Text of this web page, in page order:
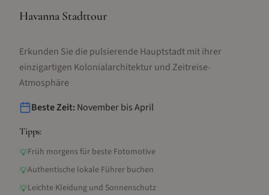
Havanna Stadttour
Erkunden Sie die pulsierende Hauptstadt mit ihrer
einzigartigen Kolonialarchitektur und Zeitreise-
Atmosphäre
Beste Zeit:November bis April
Tipps:
💡Früh morgens für beste Fotomotive
💡Authentische lokale Führer buchen
💡Leichte Kleidung und Sonnenschutz